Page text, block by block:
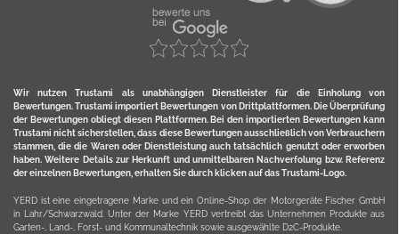
Wir nutzen Trustami als unabhängigen Dienstleister für die Einholung von
Bewertungen. Trustami importiert Bewertungen von Drittplattformen. Die Überprüfung
der Bewertungen obliegt diesen Plattformen. Bei den importierten Bewertungen kann
Trustami nicht sicherstellen, dass diese Bewertungen ausschließlich von Verbrauchern
stammen, die die Waren oder Dienstleistung auch tatsächlich genutzt oder erworben
haben. Weitere Details zur Herkunft und unmittelbaren Nachverfolung bzw. Referenz
der einzelnen Bewertungen, erhalten Sie durch klicken auf das Trustami-Logo.
YERD ist eine eingetragene Marke und ein Online-Shop der Motorgeräte Fischer GmbH
in Lahr/Schwarzwald. Unter der Marke YERD vertreibt das Unternehmen Produkte aus
Garten-, Land-, Forst- und Kommunaltechnik sowie ausgewählte D2C-Produkte.